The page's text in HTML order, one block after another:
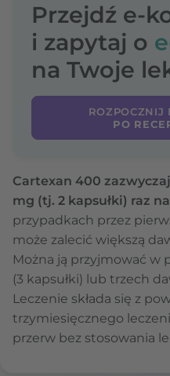
Przejdź e-
i zapytaj o
na Twoje
ROZPOCZNIJ
PO
Cartexan 400
mg (tj. 2 kapsułki) raz
przypadkach przez
może zalecić większą
Można ją przyjmować w
(3 kapsułki) lub trzech
Leczenie składa się z
trzymiesięcznego
przerw bez stosowania